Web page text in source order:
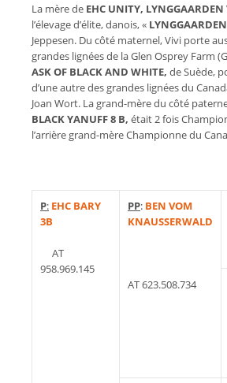
La mère de EHC UNITY, LYNGGAARDEN
l’élevage d’élite, danois,«
Jeppesen. Du côté maternel, Vivi porte
grandes lignées de la Glen Osprey Farm
ASK OF BLACK AND WHITE, de Suède,
d’une autre des grandes lignées du
Joan Wort. La grand-mère du côté
BLACK YANUFF 8 B, était 2 fois
l’arrière grand-mère Championne du
P: EHC BARY
3B
AT
958.969.145
PP: BEN VOM
KNAUSSERWALD
AT 623.508.734